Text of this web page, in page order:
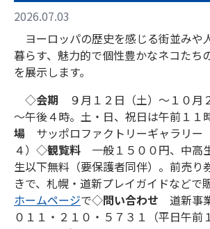
2026.07.03
ヨーロッパの歴史を感じる街並みや
暮らす、魅力的で個性豊かなネコたち
を展示します。
◇会期 ９月１２日（土）～１０月
～午後４時。土・日、祝日は午前１
場 サッポロファクトリーギャラリー
４）◇観覧料 一般１５００円、中高
生以下無料（要保護者同伴）。前売り
きで、札幌・道新プレイガイドなどで
ホームページで◇問い合わせ 道新事
０１１・２１０・５７３１（平日午前